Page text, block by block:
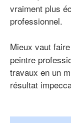
vraiment plus
professionnel.
Mieux vaut
peintre
travaux en un
résultat